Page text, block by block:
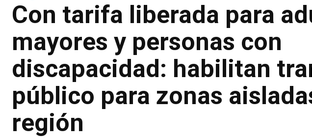
Con tarifa liberada para
mayores y personas con
discapacidad: habilitan
público para zonas
región